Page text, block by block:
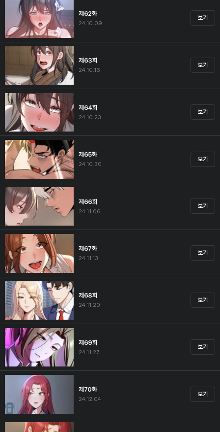
제62화
24.10.09
보기
제63화
24.10.16
보기
제64화
24.10.23
보기
제65화
24.10.30
보기
제66화
24.11.06
보기
제67화
24.11.13
보기
제68화
24.11.20
보기
제69화
24.11.27
보기
제70화
24.12.04
보기